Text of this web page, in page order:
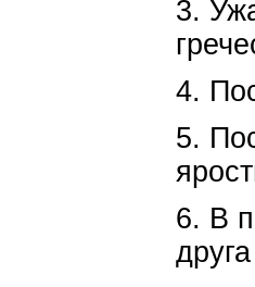
3.
4.
5.
6. В